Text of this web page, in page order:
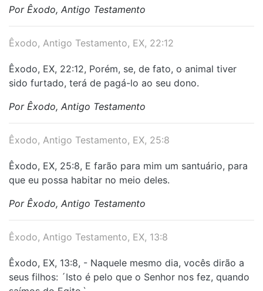
Por Êxodo, Antigo Testamento
Êxodo, Antigo Testamento, EX, 22:12
Êxodo, EX, 22:12, Porém, se, de fato, o animal tiver
sido furtado, terá de pagá-lo ao seu dono.
Por Êxodo, Antigo Testamento
Êxodo, Antigo Testamento, EX, 25:8
Êxodo, EX, 25:8, E farão para mim um santuário, para
que eu possa habitar no meio deles.
Por Êxodo, Antigo Testamento
Êxodo, Antigo Testamento, EX, 13:8
Êxodo, EX, 13:8, - Naquele mesmo dia, vocês dirão a
seus filhos: ´Isto é pelo que o Senhor nos fez, quando